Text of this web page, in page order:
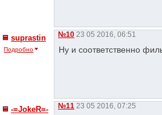
suprastin
Подробно
№10 23 05 2016, 06:51
Ну и соответственно
-=JokeR=- №11 23 05 2016, 07:25